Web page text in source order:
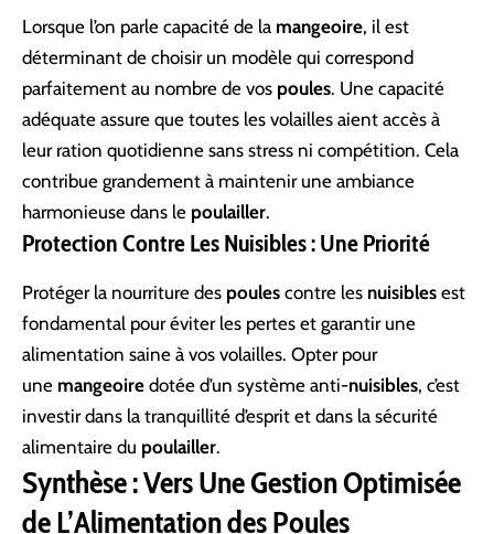
Lorsque l’on parle capacité de la mangeoire, il est
déterminant de choisir un modèle qui correspond
parfaitement au nombre de vos poules. Une capacité
adéquate assure que toutes les volailles aient accès à
leur ration quotidienne sans stress ni compétition. Cela
contribue grandement à maintenir une ambiance
harmonieuse dans le poulailler.
Protection Contre Les Nuisibles : Une Priorité
Protéger la nourriture des poules contre les nuisibles est
fondamental pour éviter les pertes et garantir une
alimentation saine à vos volailles. Opter pour
une mangeoire dotée d’un système anti-nuisibles, c’est
investir dans la tranquillité d’esprit et dans la sécurité
alimentaire du poulailler.
Synthèse : Vers Une Gestion Optimisée
de L’Alimentation des Poules